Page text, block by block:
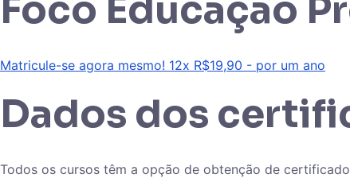
Foco Educação
Matricule-se agora mesmo! 12x R$19,90 - por um ano
Dados dos
Todos os cursos têm a opção de obtenção de